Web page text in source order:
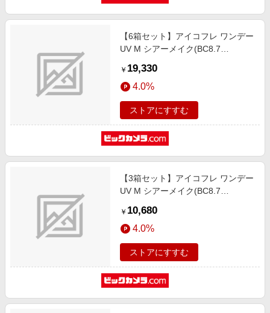
【6箱セット】アイコフレ ワンデー
UV M シアーメイク(BC8.7
￥ 19,330
4.0%
ストアにすすむ
【3箱セット】アイコフレ ワンデー
UV M シアーメイク(BC8.7
￥ 10,680
4.0%
ストアにすすむ